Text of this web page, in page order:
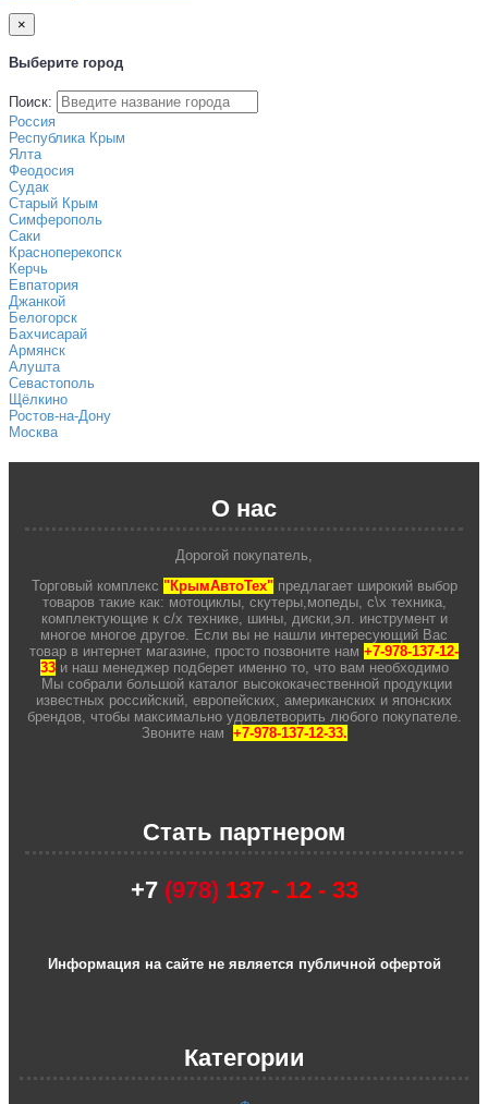
×
Выберите город
Поиск:
Россия
Республика Крым
Ялта
Феодосия
Судак
Старый Крым
Симферополь
Саки
Красноперекопск
Керчь
Евпатория
Джанкой
Белогорск
Бахчисарай
Армянск
Алушта
Севастополь
Щёлкино
Ростов-на-Дону
Москва
О нас
Дорогой покупатель,
Торговый комплекс "КрымАвтоТех"предлагает широкий выбор
товаров такие как: мотоциклы, скутеры,мопеды, с\х техника,
комплектующие к с/х технике, шины, диски,эл. инструмент и
многое многое другое. Если вы не нашли интересующий Вас
товар в интернет магазине, просто позвоните нам +7-978-137-12-
33 и наш менеджер подберет именно то, что вам необходимо
Мы собрали большой каталог высококачественной продукции
известных российский, европейских, американских и японских
брендов, чтобы максимально удовлетворить любого покупателе.
Звоните нам +7-978-137-12-33.
Стать партнером
+7(978) 137 - 12 - 33
Информация на сайте не является публичной офертой
Категории